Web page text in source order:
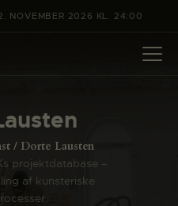
NOVEMBER 2026 KL. 24:00
Dorte Lausten
projektdatabase –
af kunsteriske